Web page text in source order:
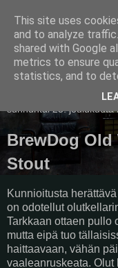
Pullollinen
sunnuntai 23. joulukuuta
BrewDog
Stout
Kunnioitusta
on odotellut
Tarkkaan ottaen pullo
mutta eipä tuo
haittaavaan, vähän
vaaleanruskeata.
This site uses
and to analyze
shared with Google
metrics to ensure
statistics, and to